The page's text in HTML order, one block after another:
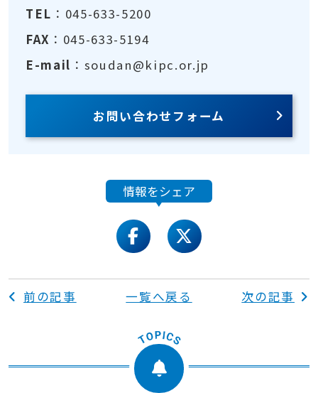
TEL ：045-633-5200
FAX ：045-633-5194
E-mail ：soudan@kipc.or.jp
お問い合わせフォーム
情報をシェア
facebooktwitter
前の記事 一覧へ戻る 次の記事